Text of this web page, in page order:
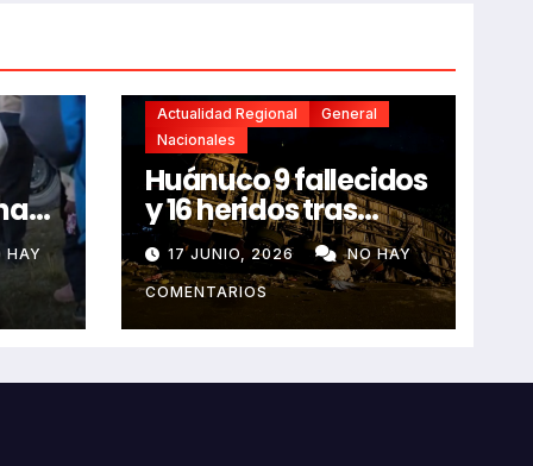
HAY
Actualidad Regional
General
Nacionales
Huánuco 9 fallecidos
y 16 heridos tras
horroroso despiste
de bus Real Chancas
que impactó contra
vivienda
17 JUNIO, 2026 NO HAY
COMENTARIOS